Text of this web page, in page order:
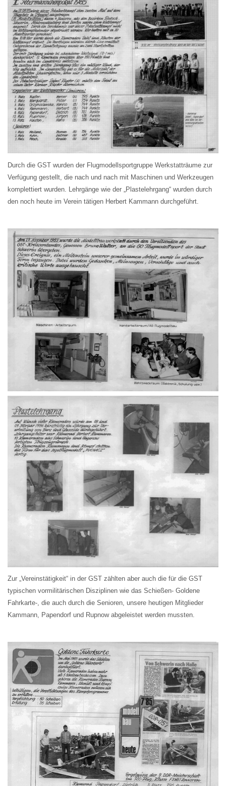
Durch die GST wurden der Flugmodellsportgruppe Werkstatträume zur
Verfügung gestellt, die nach und nach mit Maschinen und Werkzeugen
komplettiert wurden. Lehrgänge wie der „Plastelehrgang“ wurden durch
den noch heute im Verein tätigen Herbert Kammann durchgeführt.
Zur „Vereinstätigkeit“ in der GST zählten aber auch die für die GST
typischen vormilitärischen Disziplinen wie das Schießen- Goldene
Fahrkarte-, die auch durch die Senioren, unsere heutigen Mitglieder
Kammann, Papendorf und Rupnow abgeleistet werden mussten.